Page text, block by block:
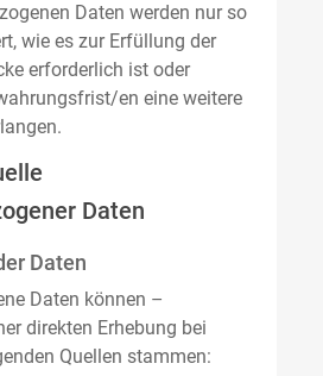
Daten werden nur so
wie es zur Erfüllung der
erforderlich ist oder
en eine weitere
Daten
Daten
Daten können –
direkten Erhebung bei
Quellen stammen: